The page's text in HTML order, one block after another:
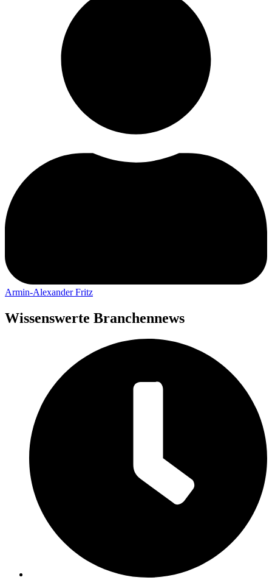
Armin-Alexander Fritz
Wissenswerte Branchennews